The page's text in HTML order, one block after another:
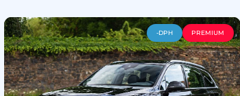
-DPH PREMIUM